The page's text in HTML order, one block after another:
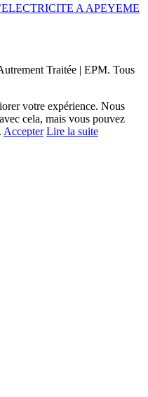
A APEYEME
Traitée | EPM. Tous
votre expérience. Nous
cela, mais vous pouvez
Accepter Lire la suite